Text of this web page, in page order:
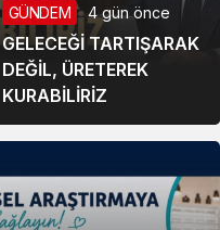
GÜNDEM 4 gün önce
GELECEĞİ TARTIŞARAK
DEĞİL, ÜRETEREK
KURABİLİRİZ